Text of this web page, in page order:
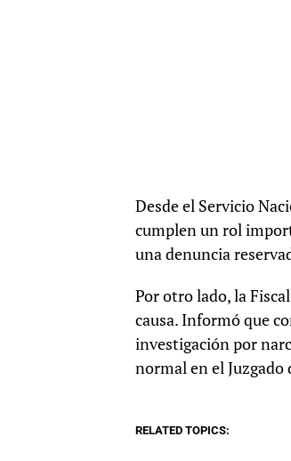
Desde el Servicio
cumplen un rol
una denuncia
Por otro lado, la
causa. Informó que
investigación por
normal en el Juzgado
RELATED TOPICS: